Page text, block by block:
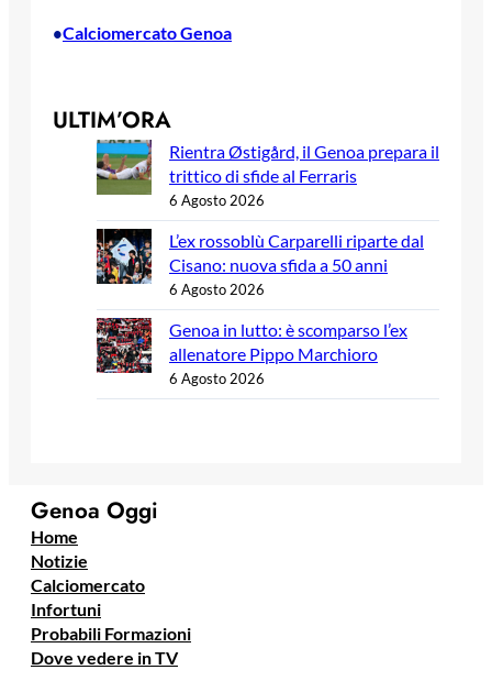
•Calciomercato Genoa
ULTIM’ORA
Rientra Østigård, il Genoa prepara il
trittico di sfide al Ferraris
6 Agosto 2026
L’ex rossoblù Carparelli riparte dal
Cisano: nuova sfida a 50 anni
6 Agosto 2026
Genoa in lutto: è scomparso l’ex
allenatore Pippo Marchioro
6 Agosto 2026
Genoa Oggi
Home
Notizie
Calciomercato
Infortuni
Probabili Formazioni
Dove vedere in TV